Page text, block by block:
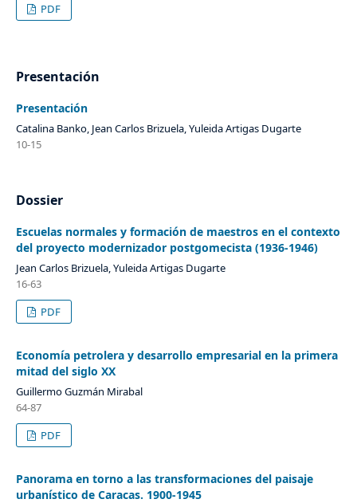
PDF
Presentación
Presentación
Catalina Banko, Jean Carlos Brizuela, Yuleida Artigas Dugarte
10-15
Dossier
Escuelas normales y formación de maestros en el contexto
del proyecto modernizador postgomecista (1936-1946)
Jean Carlos Brizuela, Yuleida Artigas Dugarte
16-63
PDF
Economía petrolera y desarrollo empresarial en la primera
mitad del siglo XX
Guillermo Guzmán Mirabal
64-87
PDF
Panorama en torno a las transformaciones del paisaje
urbanístico de Caracas. 1900-1945